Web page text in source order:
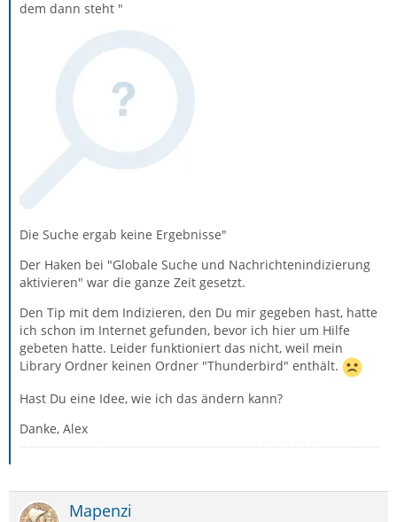
dem dann steht "
Die Suche ergab keine Ergebnisse"
Der Haken bei "Globale Suche und Nachrichtenindizierung
aktivieren" war die ganze Zeit gesetzt.
Den Tip mit dem Indizieren, den Du mir gegeben hast, hatte
ich schon im Internet gefunden, bevor ich hier um Hilfe
gebeten hatte. Leider funktioniert das nicht, weil mein
Library Ordner keinen Ordner "Thunderbird" enthält.
Hast Du eine Idee, wie ich das ändern kann?
Danke, Alex
Mapenzi